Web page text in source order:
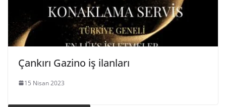
Çankırı Gazino iş ilanları
15 Nisan 2023